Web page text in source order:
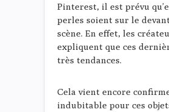
Pinterest, il est prévu
perles soient sur le
scène. En effet, les
expliquent que ces
très tendances.
Cela vient encore
indubitable pour ces